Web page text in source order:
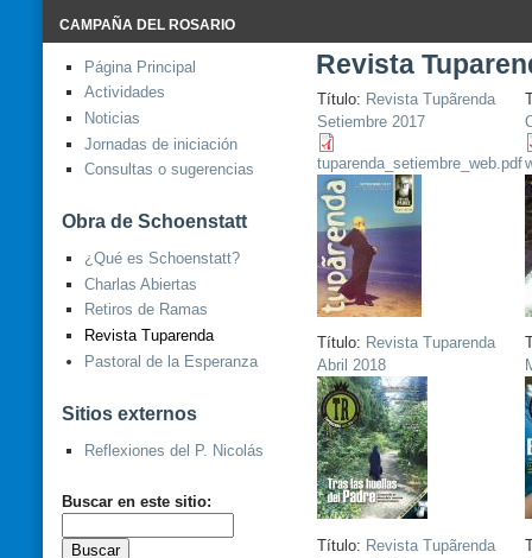
CAMPAÑA DEL ROSARIO
Página Principal
Actividades
Noticias
Jornadas de iniciación
Consultas o sugerencias
Obra de Schoenstatt
¿Qué es Schoenstatt?
Charlas Abiertas
Retiros de Ramas
Revista Tuparenda
Pastoral de la Esperanza
Sitios externos
Reflexiones del P. Nicolás
Buscar en este sitio:
Revista
Título: Revista Tupãrenda
Setiembre 2017
tuparenda_setiembre_web.pdf
Título: Revista Tuparenda
Abril 2018
Título: Revista Tupãrenda